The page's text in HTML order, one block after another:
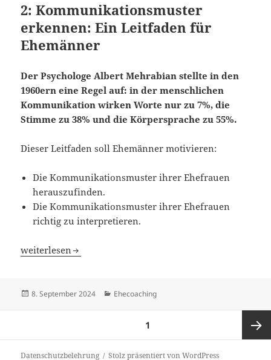
2:Kommunikationsmuster
erkennen: Ein Leitfaden für
Ehemänner
Der Psychologe Albert Mehrabian stellte in den
1960ern eine Regel auf: in der menschlichen
Kommunikation wirken Worte nur zu 7%, die
Stimme zu 38% und die Körpersprache zu 55%.
Dieser Leitfaden soll Ehemänner motivieren:
Die Kommunikationsmuster ihrer Ehefrauen
herauszufinden.
Die Kommunikationsmuster ihrer Ehefrauen
richtig zu interpretieren.
Ehecoaching für Männer Teil 2 – Kommunikationsmuster
weiterlesen
Veröffentlicht
8. September 2024 Kategorien
Ehecoaching
1
Datenschutzbelehrung Stolz präsentiert von WordPress